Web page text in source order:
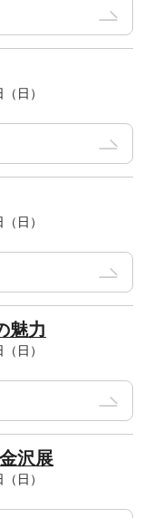
日）
日）
魅力
日）
沢展
日）